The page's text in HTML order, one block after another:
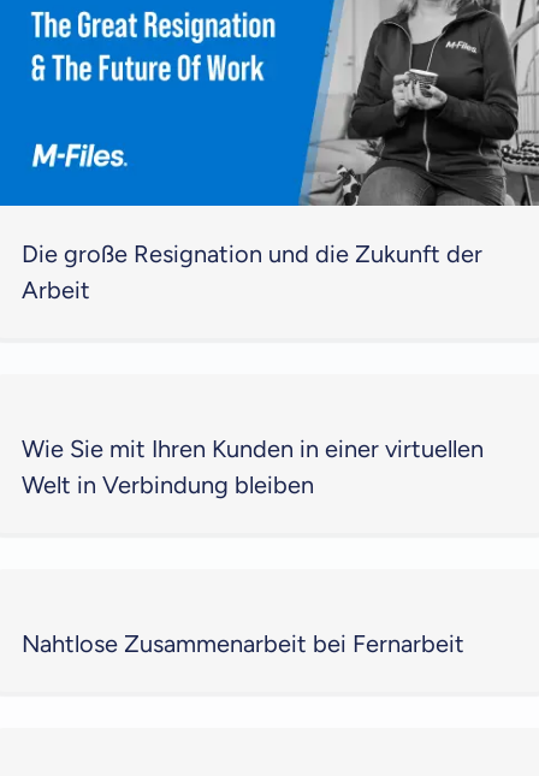
Die große Resignation und die Zukunft der
Arbeit
Wie Sie mit Ihren Kunden in einer virtuellen
Welt in Verbindung bleiben
Nahtlose Zusammenarbeit bei Fernarbeit